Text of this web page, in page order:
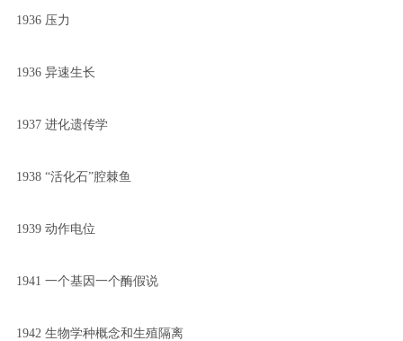
1936 压力
1936 异速生长
1937 进化遗传学
1938 “活化石”腔棘鱼
1939 动作电位
1941 一个基因一个酶假说
1942 生物学种概念和生殖隔离